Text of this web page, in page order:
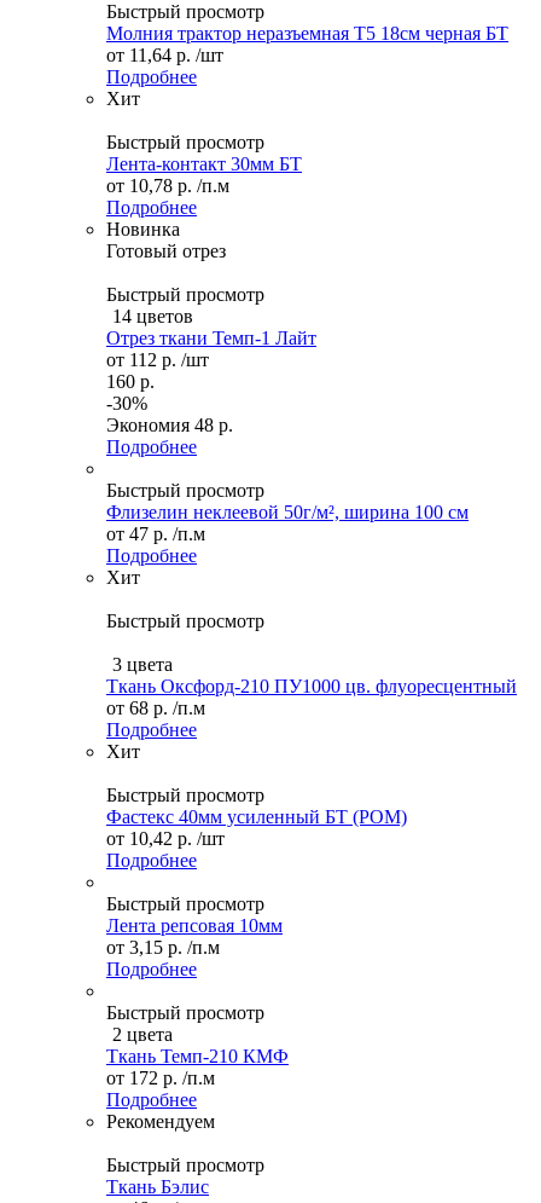
Быстрый просмотр
Молния трактор неразъемная Т5 18см черная БТ
от 11,64 р. /шт
Подробнее
Хит
Быстрый просмотр
Лента-контакт 30мм БТ
от 10,78 р. /п.м
Подробнее
Новинка
Готовый отрез
Быстрый просмотр
14 цветов
Отрез ткани Темп-1 Лайт
от 112 р. /шт
160 р.
-30%
Экономия 48 р.
Подробнее
Быстрый просмотр
Флизелин неклеевой 50г/м², ширина 100 см
от 47 р. /п.м
Подробнее
Хит
Быстрый просмотр
3 цвета
Ткань Оксфорд-210 ПУ1000 цв. флуоресцентный
от 68 р. /п.м
Подробнее
Хит
Быстрый просмотр
Фастекс 40мм усиленный БТ (POM)
от 10,42 р. /шт
Подробнее
Быстрый просмотр
Лента репсовая 10мм
от 3,15 р. /п.м
Подробнее
Быстрый просмотр
2 цвета
Ткань Темп-210 КМФ
от 172 р. /п.м
Подробнее
Рекомендуем
Быстрый просмотр
Ткань Бэлис